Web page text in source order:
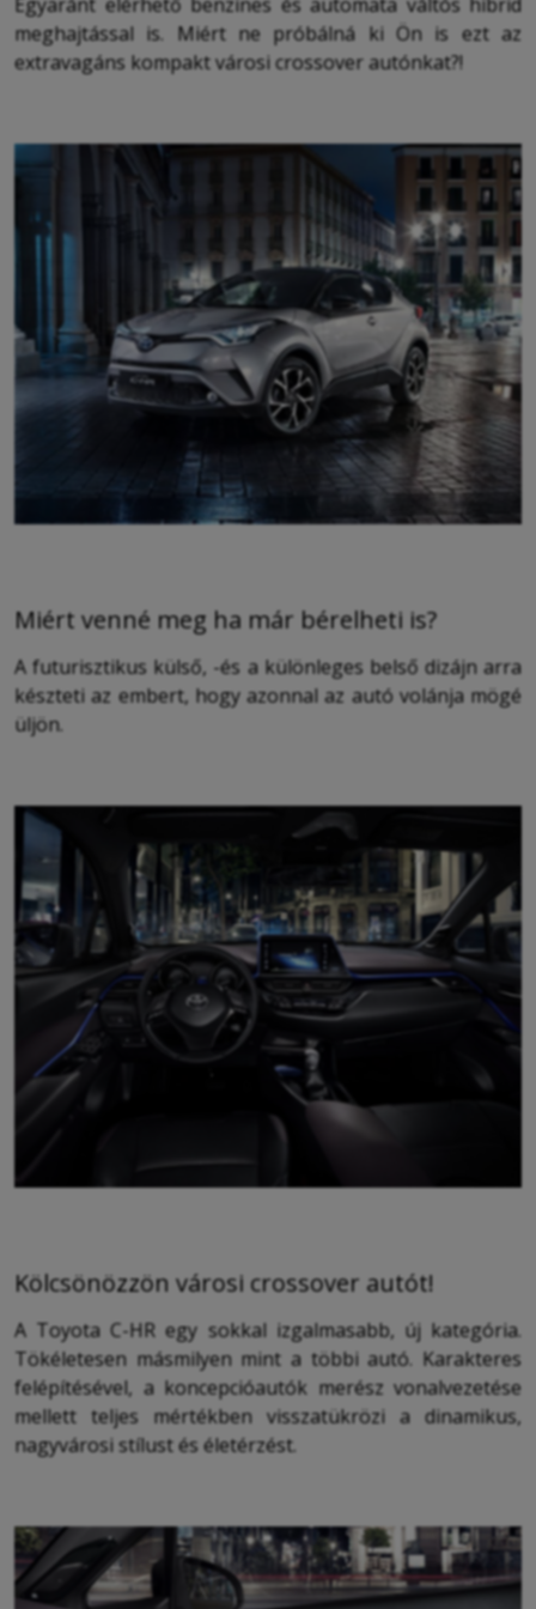
meghajtással is. Miért ne próbálná ki Ön is ezt az
extravagáns kompakt városi crossover autónkat?!
Miért venné meg ha már bérelheti is?
A futurisztikus külső, -és a különleges belső dizájn arra
készteti az embert, hogy azonnal az autó volánja mögé
üljön.
Kölcsönözzön városi crossover autót!
A Toyota C-HR egy sokkal izgalmasabb, új kategória.
Tökéletesen másmilyen mint a többi autó. Karakteres
felépítésével, a koncepcióautók merész vonalvezetése
mellett teljes mértékben visszatükrözi a dinamikus,
nagyvárosi stílust és életérzést.